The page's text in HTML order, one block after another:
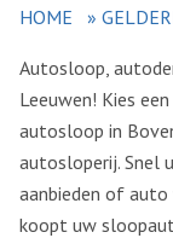
HOME »
Autosloop,
Leeuwen! Kies
autosloop in
autosloperij. Snel
aanbieden of
koopt uw